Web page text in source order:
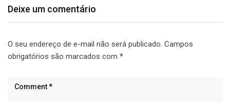
Deixe um comentário
O seu endereço de e-mail não será publicado. Campos
obrigatórios são marcados com *